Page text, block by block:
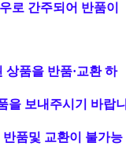
간주되어 반품이
품을 반품·교환 하
보내주시기 바랍니
품및 교환이 불가능